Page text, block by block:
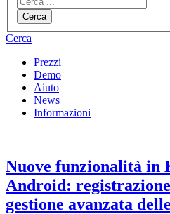
Cerca
Cerca
Prezzi
Demo
Aiuto
News
Informazioni
Nuove funzionalità in
Android:
gestione avanzata